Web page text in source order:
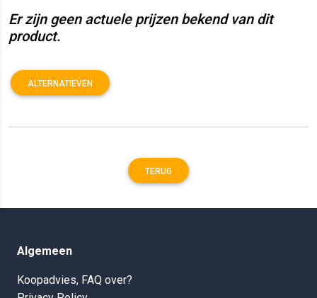
Er zijn geen actuele prijzen bekend van dit
product.
ALTERNATIEVEN
TERUG
Algemeen
Koopadvies, FAQ over?